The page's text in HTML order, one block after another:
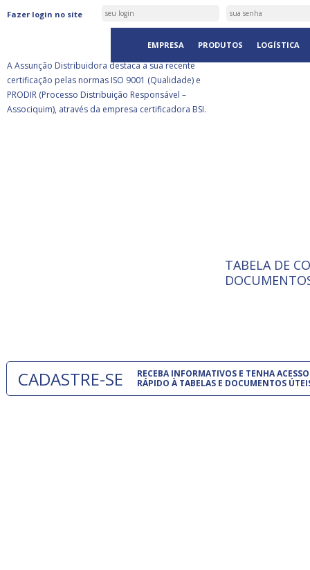
Fazer login no site
EMPRESA PRODUTOS LOGÍSTICA
ASSUNÇÃO DISTRIBUIDORA É
CERTIFICADA PELA BSI
A Assunção Distribuidora destaca a sua recente
certificação pelas normas ISO 9001 (Qualidade) e
PRODIR (Processo Distribuição Responsável –
Associquim), através da empresa certificadora BSI.
ISO 9001:
A
TABELA DE
CADASTRE-SE
RECEBA INFORMATIVOS E TENHA ACESSO
RÁPIDO À TABELAS E DOCUMENTOS